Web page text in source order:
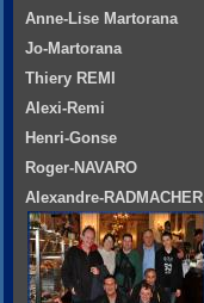
Anne-Lise Martorana
Jo-Martorana
Thiery REMI
Alexi-Remi
Henri-Gonse
Roger-NAVARO
Alexandre-RADMACHER